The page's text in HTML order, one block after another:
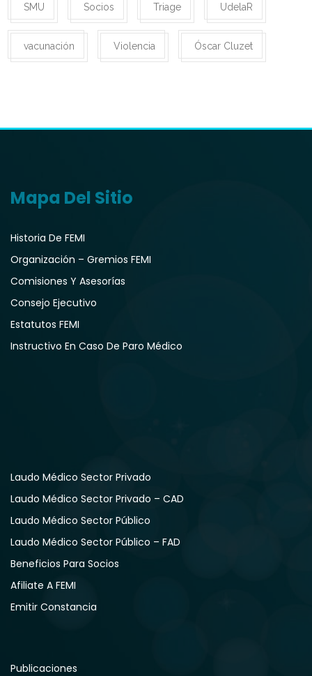
SMU Socios Triage UdelaR
vacunación Violencia Óscar Cluzet
Mapa Del Sitio
Historia De FEMI
Organización – Gremios FEMI
Comisiones Y Asesorías
Consejo Ejecutivo
Estatutos FEMI
Instructivo En Caso De Paro Médico
Laudo Médico Sector Privado
Laudo Médico Sector Privado – CAD
Laudo Médico Sector Público
Laudo Médico Sector Público – FAD
Beneficios Para Socios
Afiliate A FEMI
Emitir Constancia
Publicaciones